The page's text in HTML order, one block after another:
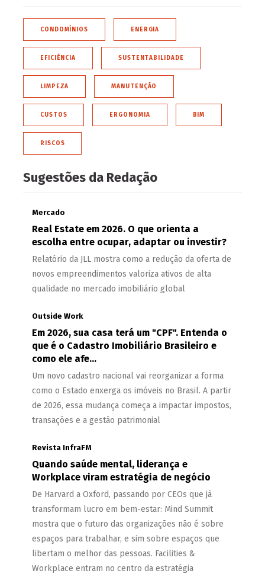
CONDOMÍNIOS ENERGIA
EFICIÊNCIA SUSTENTABILIDADE
LIMPEZA MANUTENÇÃO
CUSTOS ERGONOMIA BIM
RISCOS
Sugestões da Redação
Mercado
Real Estate em 2026. O que orienta a
escolha entre ocupar, adaptar ou investir?
Relatório da JLL mostra como a redução da oferta de
novos empreendimentos valoriza ativos de alta
qualidade no mercado imobiliário global
Outside Work
Em 2026, sua casa terá um "CPF". Entenda o
que é o Cadastro Imobiliário Brasileiro e
como ele afe...
Um novo cadastro nacional vai reorganizar a forma
como o Estado enxerga os imóveis no Brasil. A partir
de 2026, essa mudança começa a impactar impostos,
transações e a gestão patrimonial
Revista InfraFM
Quando saúde mental, liderança e
Workplace viram estratégia de negócio
De Harvard a Oxford, passando por CEOs que já
transformam lucro em bem-estar: Mind Summit
mostra que o futuro das organizações não é sobre
espaços para trabalhar, e sim sobre espaços que
libertam o melhor das pessoas. Facilities &
Workplace entram no centro da estratégia